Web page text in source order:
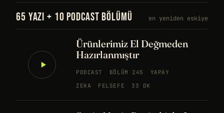
65 YAZI + 10 PODCAST BÖLÜMÜ en yeniden eskiye
Ürünlerimiz El Değmeden
Hazırlanmıştır
PODCAST BÖLÜM 245
YAPAY
ZEKA
FELSEFE 33 DK